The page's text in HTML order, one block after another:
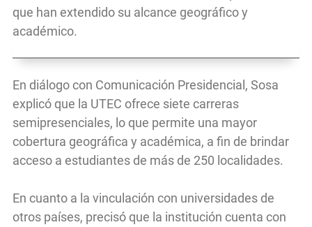
que han extendido su alcance geográfico y
académico.
En diálogo con Comunicación Presidencial, Sosa
explicó que la UTEC ofrece siete carreras
semipresenciales, lo que permite una mayor
cobertura geográfica y académica, a fin de brindar
acceso a estudiantes de más de 250 localidades.
En cuanto a la vinculación con universidades de
otros países, precisó que la institución cuenta con